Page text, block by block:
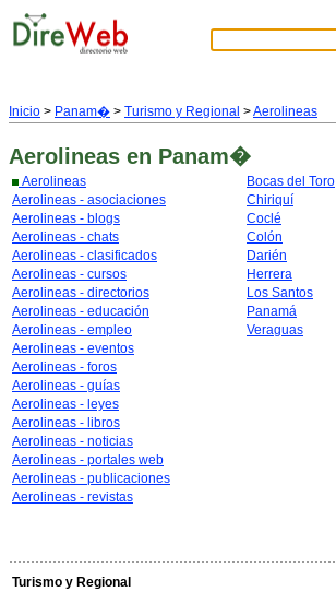
Inicio > Panam� > Turismo y Regional >Aerolineas
Aerolineas en Panam�
Aerolineas
Aerolineas - asociaciones
Aerolineas - blogs
Aerolineas - chats
Aerolineas - clasificados
Aerolineas - cursos
Aerolineas - directorios
Aerolineas - educación
Aerolineas - empleo
Aerolineas - eventos
Aerolineas - foros
Aerolineas - guías
Aerolineas - leyes
Aerolineas - libros
Aerolineas - noticias
Aerolineas - portales web
Aerolineas - publicaciones
Aerolineas - revistas
Bocas del Toro
Chiriquí
Coclé
Colón
Darién
Herrera
Los Santos
Panamá
Veraguas
Turismo y Regional